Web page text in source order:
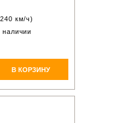
км/ч)
наличии
В КОРЗИНУ